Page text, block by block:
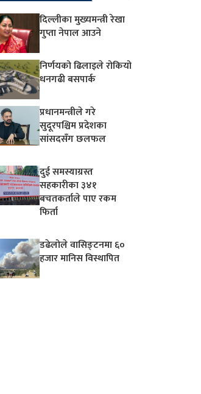
दिल्लीका मुख्यमन्त्री रेखा
गुप्ता नेपाल आउने
निर्णयको ढिलाइले रोकियो
धनगढी बसपार्क
प्रधानमन्त्रीले गरे
सुदूरपश्चिम प्रदेशका
सांसदसँग छलफल
दुई समस्याग्रस्त
सहकारीका ३४१
बचतकर्ताले पाए रकम
फिर्ता
डढेलोले वासिङ्टनमा ६०
हजार मानिस विस्थापित